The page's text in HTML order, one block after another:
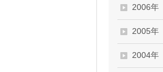
2006年
2005年
2004年